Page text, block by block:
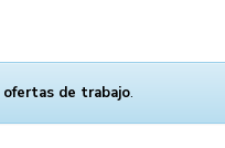
ofertas de trabajo.